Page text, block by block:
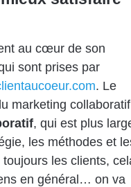
au cœur de son
sont prises par
. Le
marketing
, qui est plus
les méthodes et
les clients,
en général… on va